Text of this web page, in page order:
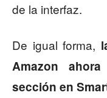
de la interfaz.
De igual forma,
Amazon
sección en